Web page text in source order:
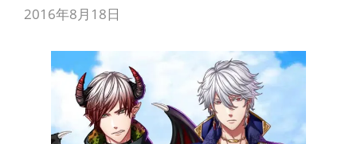
2016年8月18日